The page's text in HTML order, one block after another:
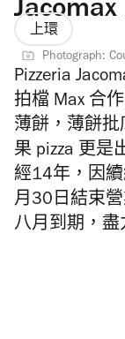
上環
Photograph:
Pizzeria
拍檔 Max 合作
薄餅，薄餅批
果 pizza 更是
經14年，因
月30日結束
八月到期，盡